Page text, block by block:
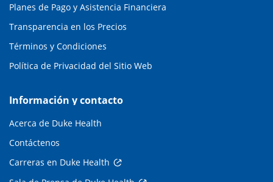
Planes de Pago y Asistencia Financiera
Transparencia en los Precios
Términos y Condiciones
Política de Privacidad del Sitio Web
Información y contacto
Acerca de Duke Health
Contáctenos
Carreras en Duke Health